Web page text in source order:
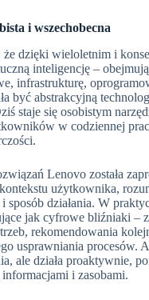
i wszechobecna
że dzięki wieloletnim i
inteligencję –
infrastrukturę,
być abstrakcyjną
staje się osobistym
w codziennej
Lenovo została
użytkownika,
działania. W
jak cyfrowe bliźniaki –
rekomendowania
usprawniania procesów.
ale działa proaktywnie,
informacjami i zasobami.